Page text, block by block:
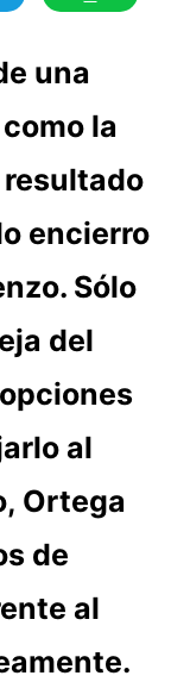
una
la
resultado
encierro
Sólo
del
al
Ortega
de
al